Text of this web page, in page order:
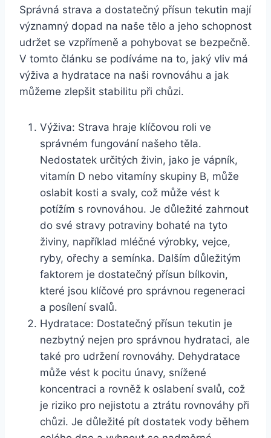
Správná strava a dostatečný přísun tekutin mají
významný dopad na naše tělo a jeho schopnost
udržet se vzpřímeně a pohybovat se bezpečně.
V tomto článku se podíváme na to, jaký vliv má
výživa a hydratace na naši rovnováhu a jak
můžeme zlepšit stabilitu při chůzi.
Výživa: Strava hraje klíčovou roli ve
správném fungování našeho těla.
Nedostatek určitých živin, jako je vápník,
vitamín D nebo vitamíny skupiny B, může
oslabit kosti a svaly, což může vést k
potížím s rovnováhou. Je důležité zahrnout
do své stravy potraviny bohaté na tyto
živiny, například mléčné výrobky, vejce,
ryby, ořechy a semínka. Dalším důležitým
faktorem je dostatečný přísun bílkovin,
které jsou klíčové pro správnou regeneraci
a posílení svalů.
Hydratace: Dostatečný přísun tekutin je
nezbytný nejen pro správnou hydrataci, ale
také pro udržení rovnováhy. Dehydratace
může vést k pocitu únavy, snížené
koncentraci a rovněž k oslabení svalů, což
je riziko pro nejistotu a ztrátu rovnováhy při
chůzi. Je důležité pít dostatek vody během